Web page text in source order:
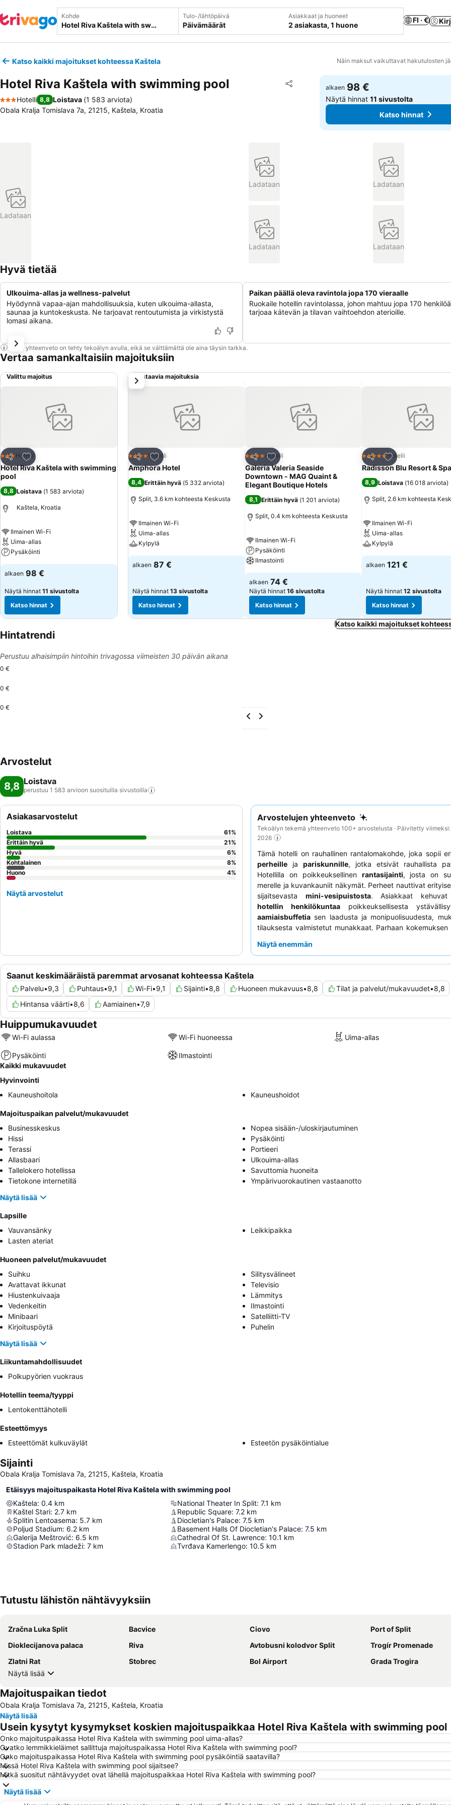
Kohde Tulo-/lähtöpäivä
Päivämäärät
Asiakkaat ja huoneet
2 asiakasta, 1 huone
FI · €
Katso kaikki majoitukset kohteessa Kaštela Näin maksut vaikuttavat hakutulosten
Hotel Riva Kaštela with swimming pool Jaa
Lisää suosikkeihin
3 Tähtiluokitus
Hotelli 8,8 Loistava (1 583 arviota)
Obala Kralja Tomislava 7a, 21215, Kaštela, Kroatia
alkaen 98 €
Näytä hinnat11 sivustolta
Katso hinnat
Ladataan
Ladataan Ladataan
Ladataan Ladataan
Hyvä tietää
Ulkouima-allas ja wellness-palvelut
Hyödynnä vapaa-ajan mahdollisuuksia, kuten ulkouima-allasta,
saunaa ja kuntokeskusta. Ne tarjoavat rentoutumista ja virkistystä
lomasi aikana.
Paikan päällä oleva ravintola jopa 170 vieraalle
Ruokaile hotellin ravintolassa, johon mahtuu jopa 170
tarjoaa kätevän ja tilavan vaihtoehdon aterioille.
Tämä yhteenveto on tehty tekoälyn avulla, eikä se välttämättä ole aina täysin tarkka.
Vertaa samankaltaisiin majoituksiin
Valittu majoitus
Jaa
Lisää suosikkeihin
3 Tähtiluokitus
Hotelli
Hotel Riva Kaštela with swimming
pool
8,8 Loistava (1 583 arviota)
Kaštela, Kroatia
Ilmainen Wi-Fi
Uima-allas
Pysäköinti
alkaen 98 €
Näytä hinnat 11 sivustolta
Katso hinnat
Vastaavia majoituksia
Jaa
Lisää suosikkeihin
4 Tähtiluokitus
Hotelli
Amphora Hotel
8,4 Erittäin hyvä (5 332 arviota)
Split, 3.6 km kohteesta Keskusta
Ilmainen Wi-Fi
Uima-allas
Kylpylä
alkaen 87 €
Näytä hinnat 13 sivustolta
Katso hinnat
Jaa
Lisää suosikkeihin
4 Tähtiluokitus
Hotelli
Galeria Valeria Seaside
Downtown - MAG Quaint &
Elegant Boutique Hotels
8,1 Erittäin hyvä (1 201 arviota)
Split, 0.4 km kohteesta Keskusta
Ilmainen Wi-Fi
Pysäköinti
Ilmastointi
alkaen 74 €
Näytä hinnat 16 sivustolta
Katso hinnat
Jaa
Lisää suosikkeihin
5 Tähtiluokitus
Hotelli
Radisson Blu Resort &
8,9 Loistava (16 018 arviota)
Split, 2.6 km kohteesta
Ilmainen Wi-Fi
Uima-allas
Kylpylä
alkaen 121 €
Näytä hinnat 12 sivustolta
Katso hinnat
seuraava
Katso kaikki majoitukset
Hintatrendi
Perustuu alhaisimpiin hintoihin trivagossa viimeisten 30 päivän aikana
0 €
0 €
0 €
Arvostelut
8,8 Loistava
perustuu 1 583 arvioon suosituilla sivustoilla
Arvostelujen yhteenveto
Tekoälyn tekemä yhteenveto 100+ arvostelusta · Päivitetty
2026
Tämä hotelli on rauhallinen rantalomakohde, joka sopii
perheille ja pariskunnille, jotka etsivät rauhallista
Hotellilla on poikkeuksellinen rantasijainti, josta on
merelle ja kuvankauniit näkymät. Perheet nauttivat
sijaitsevasta mini-vesipuistosta. Asiakkaat kehuvat
hotellin henkilökuntaa poikkeuksellisesta
aamiaisbuffetia sen laadusta ja monipuolisuudesta,
tilauksesta valmistetut munakkaat. Parhaan kokemuksen
voi täysin nauttia upeasta ympäristöstä.
Näytä enemmän
Saanut keskimääräistä paremmat arvosanat kohteessa Kaštela
Palvelu•9,3 Puhtaus•9,1 Wi-Fi•9,1 Sijainti•8,8 Huoneen mukavuus•8,8 Tilat ja palvelut/mukavuudet•8,8
Hintansa väärti•8,6 Aamiainen•7,9
Asiakasarvostelut
Loistava 61%
Erittäin hyvä
21%
Hyvä
6%
Kohtalainen
8%
Huono
4%
Näytä arvostelut
Huippumukavuudet
Wi-Fi aulassa Wi-Fi huoneessa Uima-allas
Pysäköinti
Ilmastointi
Kaikki mukavuudet
Hyvinvointi
Kauneushoitola
Kauneushoidot
Majoituspaikan palvelut/mukavuudet
Businesskeskus
Nopea sisään-/uloskirjautuminen
Hissi
Pysäköinti
Terassi
Portieeri
Allasbaari
Ulkouima-allas
Tallelokero hotellissa
Savuttomia huoneita
Tietokone internetillä
Ympärivuorokautinen vastaanotto
Näytä lisää
Lapsille
Vauvansänky
Leikkipaikka
Lasten ateriat
Huoneen palvelut/mukavuudet
Suihku
Silitysvälineet
Avattavat ikkunat
Televisio
Hiustenkuivaaja
Lämmitys
Vedenkeitin
Ilmastointi
Minibaari
Satelliitti-TV
Kirjoituspöytä
Puhelin
Näytä lisää
Liikuntamahdollisuudet
Polkupyörien vuokraus
Hotellin teema/tyyppi
Lentokenttähotelli
Esteettömyys
Esteettömät kulkuväylät
Esteetön pysäköintialue
Sijainti
Obala Kralja Tomislava 7a, 21215, Kaštela, Kroatia
Etäisyys majoituspaikasta Hotel Riva Kaštela with swimming pool
Kaštela: 0.4 km
Kaštel Stari: 2.7 km
Splitin Lentoasema: 5.7 km
Poljud Stadium: 6.2 km
Galerija Meštrović: 6.5 km
Stadion Park mladeži: 7 km
National Theater In Split: 7.1 km
Republic Square: 7.2 km
Diocletian's Palace: 7.5 km
Basement Halls Of Diocletian's Palace: 7.5 km
Cathedral Of St. Lawrence: 10.1 km
Tvrđava Kamerlengo: 10.5 km
Tutustu lähistön nähtävyyksiin
Zračna Luka Split Bacvice Ciovo
Port of Split
Dioklecijanova palaca
Riva Avtobusni kolodvor Split
Trogír Promenade
Zlatni Rat
Stobrec Bol Airport
Grada Trogira
Näytä lisää
Majoituspaikan tiedot
Obala Kralja Tomislava 7a, 21215, Kaštela, Kroatia
Näytä lisää
Usein kysytyt kysymykset koskien majoituspaikkaa Hotel Riva Kaštela with swimming pool
Onko majoituspaikassa Hotel Riva Kaštela with swimming pool uima-allas?
Ovatko lemmikkieläimet sallittuja majoituspaikassa Hotel Riva Kaštela with swimming pool?
Onko majoituspaikassa Hotel Riva Kaštela with swimming pool pysäköintiä saatavilla?
Missä Hotel Riva Kaštela with swimming pool sijaitsee?
Mitkä suositut nähtävyydet ovat lähellä majoituspaikkaa Hotel Riva Kaštela with swimming pool?
Näytä lisää